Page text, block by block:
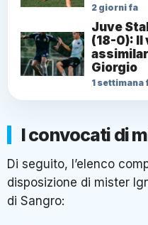
2 giorni fa
Juve
(18-0): Il
Giorgio
1 settimana
I convocati di
Di seguito, l’elenco
disposizione di mister
di Sangro: